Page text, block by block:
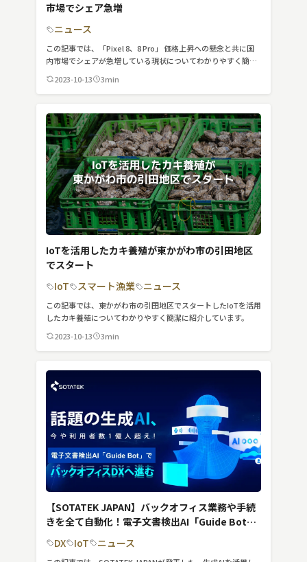
市場でシェア急増
ニュース
この記事では、「Pixel 8、8 Pro」 価格上昇への懸念と共に国
内市場でシェアが急増している現状についてわかりやすく簡潔
に紹介しています。
2023-10-13 3min
IoTを活用したカキ養殖が東かがわ市の引田地区
でスタート
IoT
スマート漁業 ニュース
この記事では、東かがわ市の引田地区でスタートしたIoTを活用
したカキ養殖についてわかりやすく簡潔に紹介しています。
2023-10-13
3min
【SOTATEK JAPAN】バックオフィス業務や手続
きを全て自動化！電子文書検出AI「Guide Bot」
DX IoT ニュース